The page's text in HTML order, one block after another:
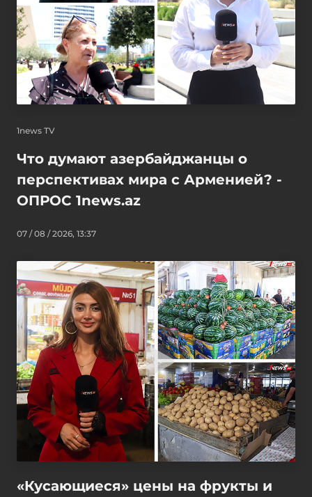
1news TV
Что думают азербайджанцы о
перспективах мира с Арменией? -
ОПРОС 1news.az
07 / 08 / 2026, 13:37
«Кусающиеся» цены на фрукты и